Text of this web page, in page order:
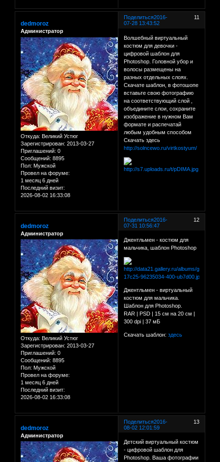
Поделиться 11
2016-
07-28 13:43:52
dedmoroz
Администратор
Откуда: Великий Устюг
Зарегистрирован: 2013-03-27
Приглашений: 0
Сообщений: 8895
Пол: Мужской
Провел на форуме:
1 месяц 6 дней
Последний визит:
2026-08-02 16:33:08
Волшебный виртуальный
костюм для девочки -
цифровой шаблон для
Photoshop. Головной убор и
волосы размещены на
разных отдельных слоях.
Скачате шаблон, в фотошопе
вставьте свою фотографию
на соответствующий слой ,
объедините слои, сохраните
изображение в нужном Вам
формате и распечатай
любым удобным способом
Скачать здесь
http://solncewo.ru/virtkostyum/
Поделиться 12
2016-
07-31 10:56:47
dedmoroz
Администратор
Откуда: Великий Устюг
Зарегистрирован: 2013-03-27
Приглашений: 0
Сообщений: 8895
Пол: Мужской
Провел на форуме:
1 месяц 6 дней
Последний визит:
2026-08-02 16:33:08
Джентльмен - костюм для
мальчика, шаблон Photoshop
Джентльмен - виртуальный
костюм для мальчика.
Шаблон для Photoshop.
RAR | PSD | 15 см на 20 см |
300 dpi | 37 мБ
Скачать шаблон:здесь
Поделиться 13
2016-
08-02 12:01:59
dedmoroz
Администратор
Детский виртуальный костюм
- цифровой шаблон для
Photoshop. Ваша фотографии